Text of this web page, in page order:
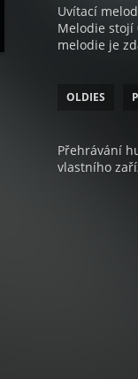
Uvítací
Melodie stojí
melodie je
OLDIES
Přehrávání
vlastního